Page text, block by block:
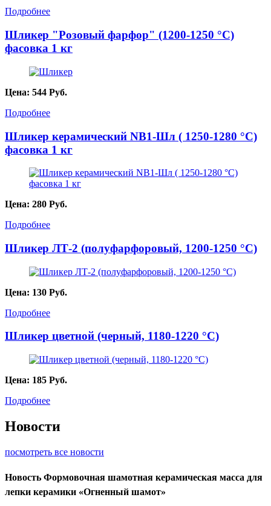
Подробнее
Шликер "Розовый фарфор" (1200-1250 °C)
фасовка 1 кг
Цена: 544 Руб.
Подробнее
Шликер керамический NB1-Шл ( 1250-1280 °C)
фасовка 1 кг
Цена: 280 Руб.
Подробнее
Шликер ЛТ-2 (полуфарфоровый, 1200-1250 °С)
Цена: 130 Руб.
Подробнее
Шликер цветной (черный, 1180-1220 °C)
Цена: 185 Руб.
Подробнее
Новости
посмотреть все новости
Новость Формовочная шамотная керамическая масса для
лепки керамики «Огненный шамот»